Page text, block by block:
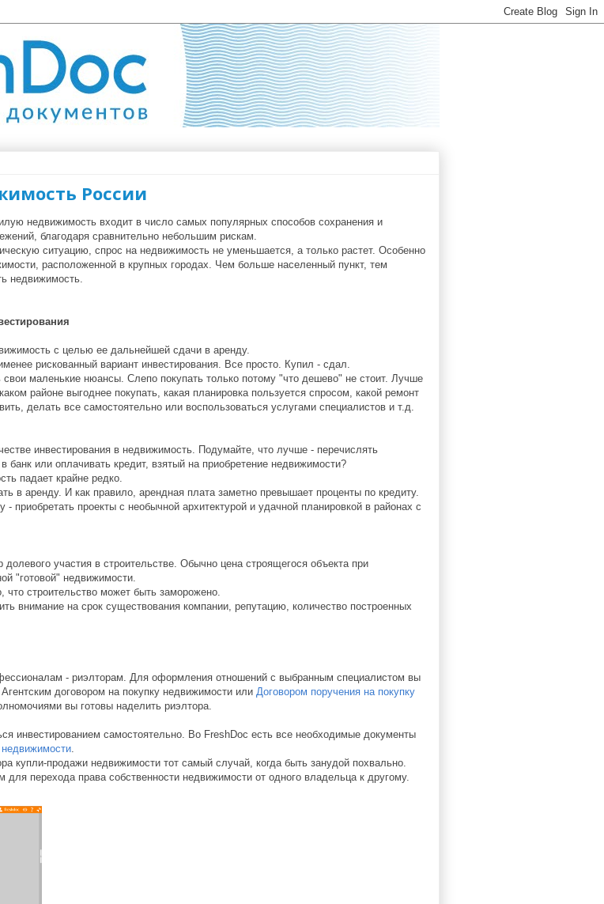
России
недвижимость входит в число самых популярных способов сохранения и
благодаря сравнительно небольшим рискам.
ситуацию, спрос на недвижимость не уменьшается, а только растет. Особенно
расположенной в крупных городах. Чем больше населенный пункт, тем
недвижимость.
с целью ее дальнейшей сдачи в аренду.
рискованный вариант инвестирования. Все просто. Купил - сдал.
свои маленькие нюансы. Слепо покупать только потому "что дешево" не стоит. Лучше
районе выгоднее покупать, какая планировка пользуется спросом, какой ремонт
делать все самостоятельно или воспользоваться услугами специалистов и т.д.
инвестирования в недвижимость. Подумайте, что лучше - перечислять
или оплачивать кредит, взятый на приобретение недвижимости?
падает крайне редко.
в аренду. И как правило, арендная плата заметно превышает проценты по кредиту.
- приобретать проекты с необычной архитектурой и удачной планировкой в районах с
участия в строительстве. Обычно цена строящегося объекта при
"готовой" недвижимости.
что строительство может быть заморожено.
внимание на срок существования компании, репутацию, количество построенных
- риэлторам. Для оформления отношений с выбранным специалистом вы
договором на покупку недвижимости или Договором поручения на покупку
вы готовы наделить риэлтора.
инвестированием самостоятельно. Во FreshDoc есть все необходимые документы
.
купли-продажи недвижимости тот самый случай, когда быть занудой похвально.
перехода права собственности недвижимости от одного владельца к другому.